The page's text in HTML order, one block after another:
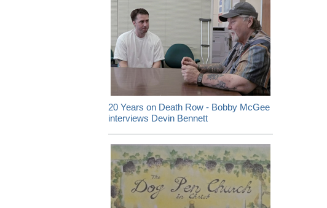
20 Years on Death Row - Bobby McGee
interviews Devin Bennett